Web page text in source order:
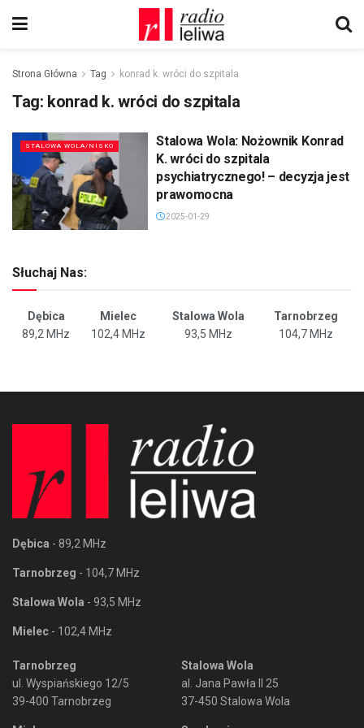
Strona Główna Tag konrad k. wróci do szpitala
Tag: konrad k. wróci do szpitala
STALOWA WOLA/NISKO
Stalowa Wola: Nożownik Konrad
K. wróci do szpitala
psychiatrycznego! – decyzja jest
prawomocna
2025-01-29
Słuchaj Nas:
Dębica Mielec Stalowa Wola
Tarnobrzeg
89,2 MHz
102,4 MHz 93,5 MHz 104,7 MHz
Dębica - 89,2 MHz
Tarnobrzeg - 104,7 MHz
Stalowa Wola - 93,5 MHz
Mielec - 102,4 MHz
Tarnobrzeg
ul. Wyspiańskiego 12/5
39-400 Tarnobrzeg
Stalowa Wola
al. Jana Pawła II 25
37-450 Stalowa Wola